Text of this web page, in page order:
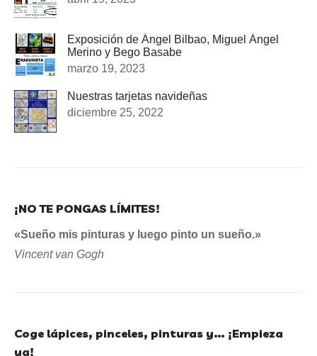
Exposición de Ángel Bilbao, Miguel Ángel
Merino y Bego Basabe
marzo 19, 2023
Nuestras tarjetas navideñas
diciembre 25, 2022
¡NO TE PONGAS LÍMITES!
«Sueño mis pinturas y luego pinto un sueño.»
Vincent van Gogh
Coge lápices, pinceles, pinturas y… ¡Empieza
ya!